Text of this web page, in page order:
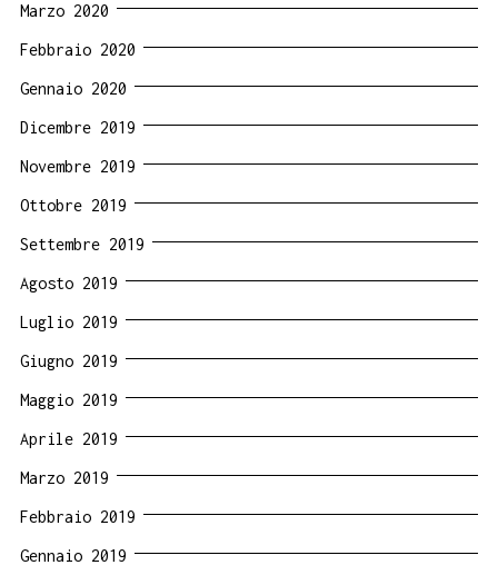
Marzo 2020
Febbraio 2020
Gennaio 2020
Dicembre 2019
Novembre 2019
Ottobre 2019
Settembre 2019
Agosto 2019
Luglio 2019
Giugno 2019
Maggio 2019
Aprile 2019
Marzo 2019
Febbraio 2019
Gennaio 2019